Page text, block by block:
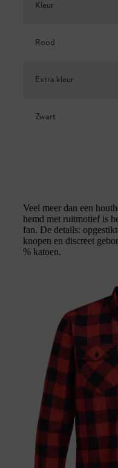
Kleur
Rood
Extra kleur
Zwart
Veel meer dan een
hemd met ruitmotief is
fan. De details:
knopen en discreet
% katoen.